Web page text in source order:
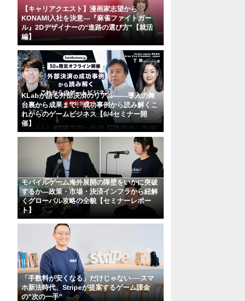
【キャリアクエスト】漫画家志望から
KONAMI入社を決意―『麻雀ファイトガー
ル』2Dデザイナーの“進路の選び方”【就活
編】
KLabが語る外部決済のリアル――導入の舞
台裏から成果まで、成功事例から読み解くこ
れからのゲームビジネス【6/4セミナー開
催】
モバイルゲーム海外展開の障壁をいかに突破
するか―政策・市場・決済インフラから紐解
くグローバル攻略の全貌【セミナーレポー
ト】
「手数料が安くなる」だけじゃない──スマ
ホ新法時代、Stripeが提案するゲーム課金
の"次の一手"